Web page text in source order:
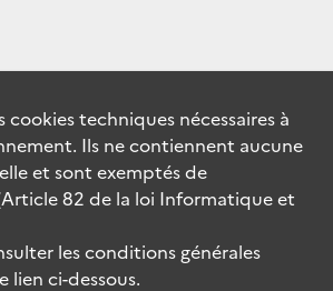
cookiestechniques nécessaires à
Ils ne contiennent aucune
et sont exemptés de
82 de la loi Informatique et
les conditions générales
lien ci-dessous.